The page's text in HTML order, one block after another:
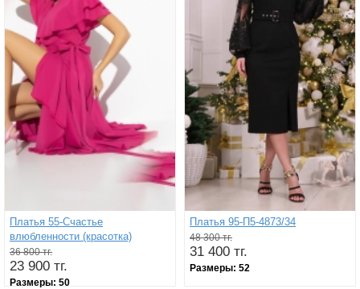
Платья 55-Счастье
влюбленности (красотка)
36 800 тг.
23 900 тг.
Размеры: 50
Платья 95-П5-4873/34
48 300 тг.
31 400 тг.
Размеры: 52